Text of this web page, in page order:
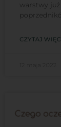
warstwy już
CZYTAJ